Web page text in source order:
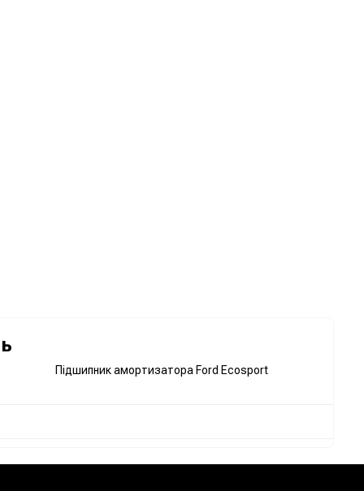
Підшипник амортизатора Ford Ecosport